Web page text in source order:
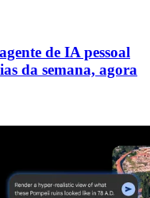
de IA pessoal
da semana, agora